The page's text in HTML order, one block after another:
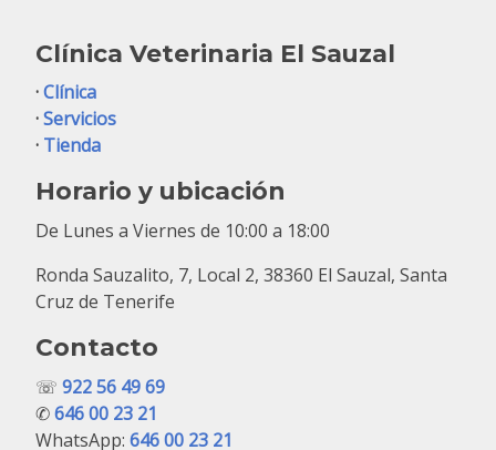
Clínica Veterinaria El Sauzal
·Clínica
·Servicios
· Tienda
Horario y ubicación
De Lunes a Viernes de 10:00 a 18:00
Ronda Sauzalito, 7, Local 2, 38360 El Sauzal, Santa
Cruz de Tenerife
Contacto
☏ 922 56 49 69
✆646 00 23 21
WhatsApp: 646 00 23 21